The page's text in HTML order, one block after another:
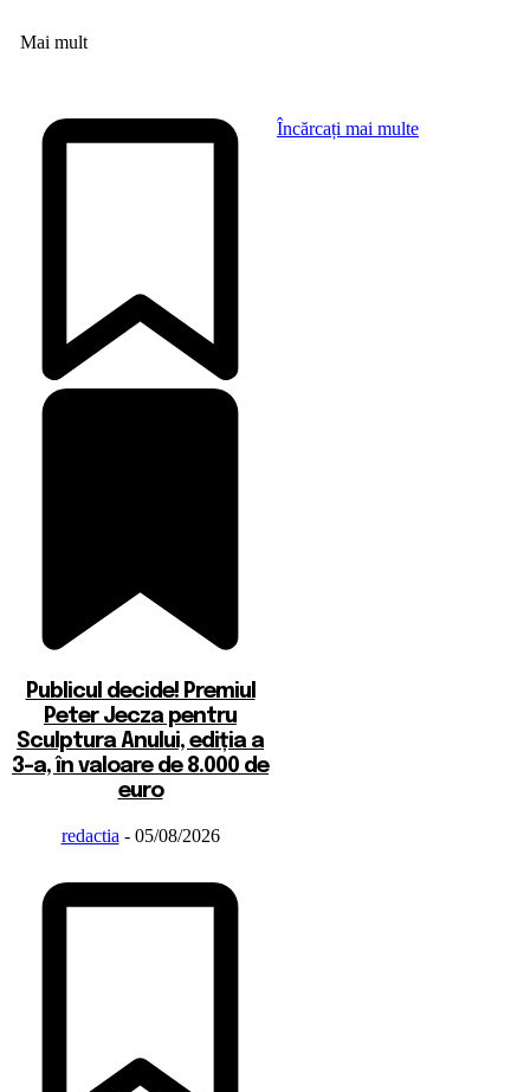
Mai mult
Publicul decide! Premiul
Peter Jecza pentru
Sculptura Anului, ediția a
3-a, în valoare de 8.000 de
euro
redactia - 05/08/2026
Încărcați mai multe